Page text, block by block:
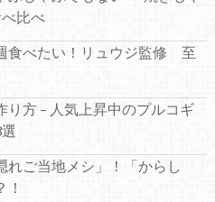
比べ
食べたい！リュウジ監修 至
り方 – 人気上昇中のプルコギ
れご当地メシ」！「からし